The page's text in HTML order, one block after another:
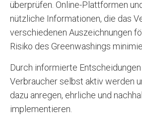
überprüfen. Online-Plattformen
nützliche Informationen, die das
verschiedenen Auszeichnungen
Risiko des Greenwashings
Durch informierte Entscheidungen
Verbraucher selbst aktiv werden
dazu anregen, ehrliche und
implementieren.